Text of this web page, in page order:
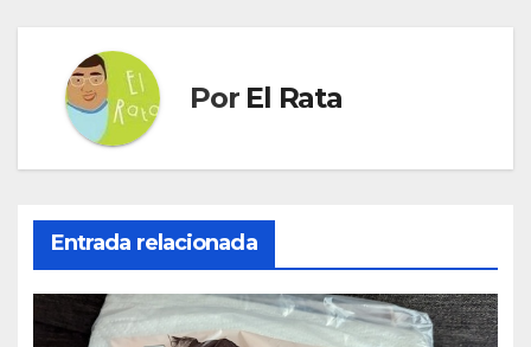
Por El Rata
Entrada relacionada